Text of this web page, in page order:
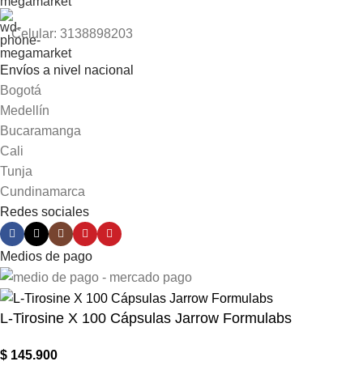
Celular: 3138898203
Envíos a nivel nacional
Bogotá
Medellín
Bucaramanga
Cali
Tunja
Cundinamarca
Redes sociales
Medios de pago
L-Tirosine X 100 Cápsulas Jarrow Formulabs
$ 145.900